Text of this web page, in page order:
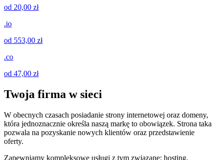
od 20,00 zł
.io
od 553,00 zł
.co
od 47,00 zł
Twoja firma w sieci
W obecnych czasach posiadanie strony internetowej oraz domeny,
która jednoznacznie określa naszą markę to obowiązek. Strona taka
pozwala na pozyskanie nowych klientów oraz przedstawienie
oferty.
Zapewniamy kompleksowe usługi z tym związane: hosting,